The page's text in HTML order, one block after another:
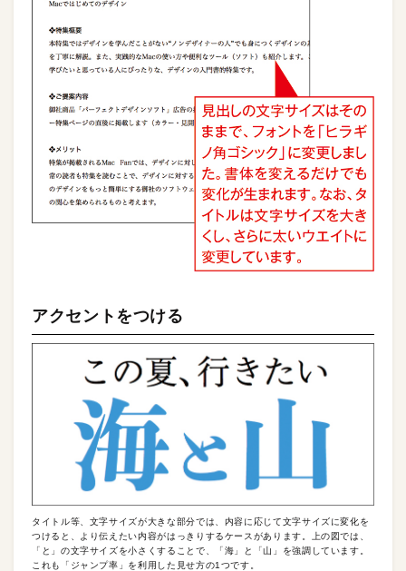
アクセントをつける
タイトル等、文字サイズが大きな部分では、内容に応じて文字サイズに変化を
つけると、より伝えたい内容がはっきりするケースがあります。上の図では、
「と」の文字サイズを小さくすることで、「海」と「山」を強調しています。
これも「ジャンプ率」を利用した見せ方の1つです。